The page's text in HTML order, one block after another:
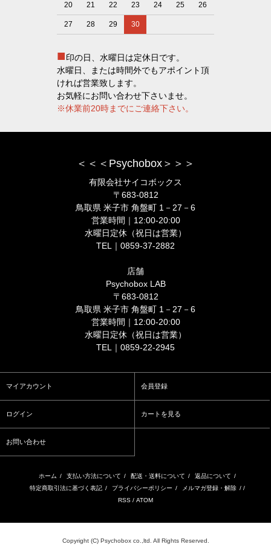
20 21 22 23 24 25 26
27 28 29 30
■印の日、水曜日は定休日です。
水曜日、または時間外でもアポイント頂
ければ営業致します。
お気軽にお問い合わせ下さいませ。
※休業前20時までにご連絡下さい。
＜＜＜Psychobox＞＞＞
有限会社サイコボックス
〒683-0812
鳥取県 米子市 角盤町 1－27－6
営業時間｜12:00-20:00
水曜日定休（祝日は営業）
TEL｜0859-37-2882
店舗
Psychobox LAB
〒683-0812
鳥取県 米子市 角盤町 1－27－6
営業時間｜12:00-20:00
水曜日定休（祝日は営業）
TEL｜0859-22-2945
マイアカウント 会員登録
ログイン カートを見る
お問い合わせ
ホーム / 支払い方法について / 配送・送料について / 返品について /
特定商取引法に基づく表記 / プライバシーポリシー / メルマガ登録・解除 / /
RSS / ATOM
Copyright (C) Psychobox co.,ltd. All Rights Reserved.